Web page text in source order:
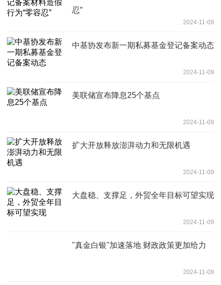
忍”
2024-11-09
中基协发布新一期私募基金登记备案动态
2024-11-09
美联储宣布降息25个基点
2024-11-09
扩大开放释放澎湃动力和无限机遇
2024-11-09
大盘稳、支撑足，外贸全年目标可望实现
2024-11-09
"真金白银"加速落地 财政政策更加给力
2024-11-09